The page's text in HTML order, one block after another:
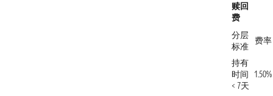
赎回
费
分层
标准
费率
持有
时间
< 7天
1.50%